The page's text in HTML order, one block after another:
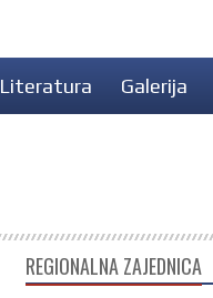
Literatura Galerija
REGIONALNA ZAJEDNICA